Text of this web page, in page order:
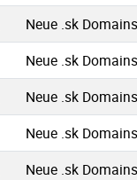
Neue .sk
Neue .sk
Neue .sk
Neue .sk
Neue .sk